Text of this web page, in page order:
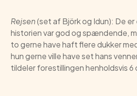
Rejsen(set af Björk og Idun): De er
historien var god og spændende,
to gerne have haft flere dukker
hun gerne ville have set hans
tildeler forestillingen henholdsvis 6